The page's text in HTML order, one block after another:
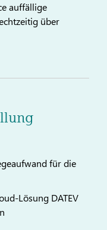
auffällige
über
für die
Lösung DATEV